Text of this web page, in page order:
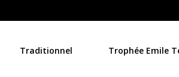
Traditionnel Trophée Emile